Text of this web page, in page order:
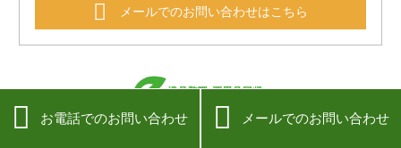
メールでのお問い合わせはこちら
 お電話でのお問い合わせ  メールでのお問い合わせ